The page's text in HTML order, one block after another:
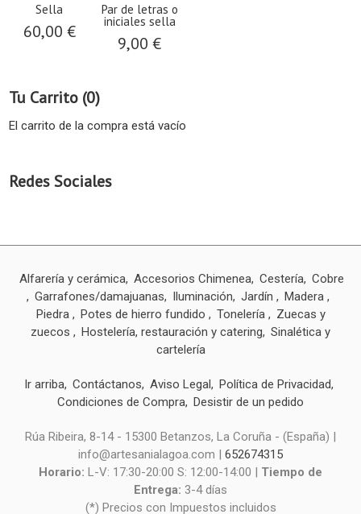
Tu Carrito (0)
El carrito de la compra está vacío
Redes Sociales
Sella
60,00 €
Par de letras o
iniciales sella
9,00 €
Alfarería y cerámica Accesorios Chimenea Cestería Cobre
Garrafones/damajuanas
Iluminación Jardín
Madera
Piedra
Potes de hierro fundido Tonelería
Zuecas y
zuecos
Hostelería, restauración y catering
Sinalética y
cartelería
Ir arriba Contáctanos Aviso Legal
Política de Privacidad
Condiciones de Compra Desistir de un pedido
Rúa Ribeira, 8-14 - 15300 Betanzos, La Coruña - (España) |
info@artesanialagoa.com | 652674315
Horario: L-V: 17:30-20:00 S: 12:00-14:00 | Tiempo de
Entrega: 3-4 días
(*) Precios con Impuestos incluidos